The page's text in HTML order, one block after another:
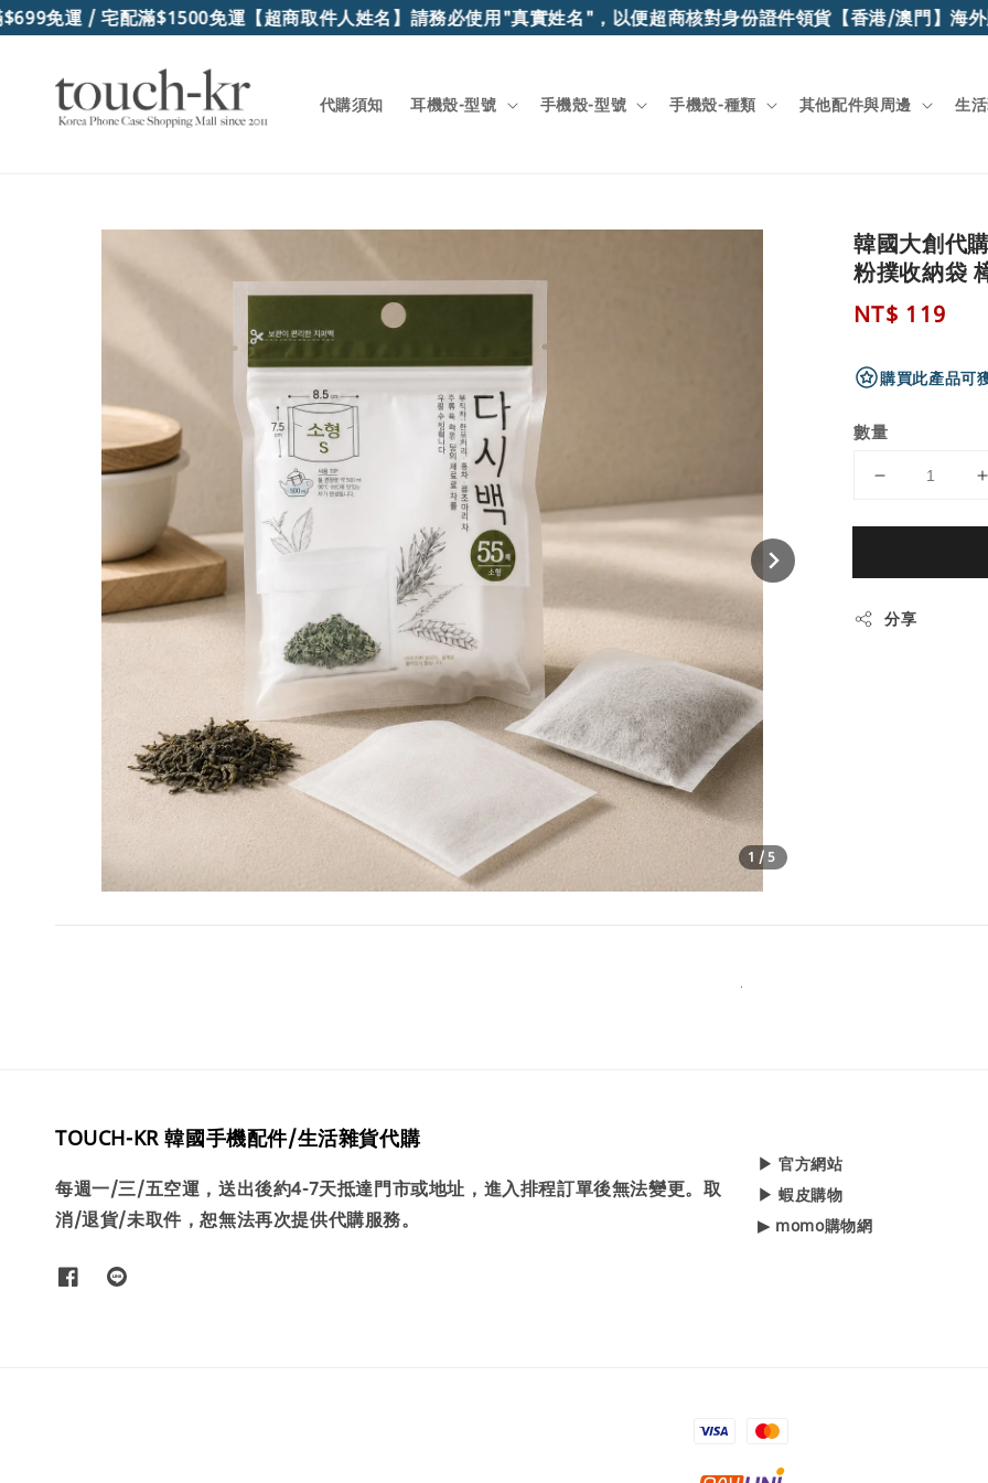
免運 / 宅配滿$1500免運【超商取件人姓名】請務必使用"真實姓名"，以便超商核對身份證件領貨【香港/澳門】海外
代購須知 耳機殼-型號 手機殼-型號 手機殼-種類 其他配件與周邊 生
1 /5
韓國大創代
粉撲收納袋
Regular
NT$ 119
購買此產品可
數量
分享
TOUCH-KR 韓國手機配件/生活雜貨代購
每週一/三/五空運，送出後約4-7天抵達門市或地址，進入排程訂單後無法變更。取
消/退貨/未取件，恕無法再次提供代購服務。
▶ 官方網站
▶ 蝦皮購物
▶ momo購物網